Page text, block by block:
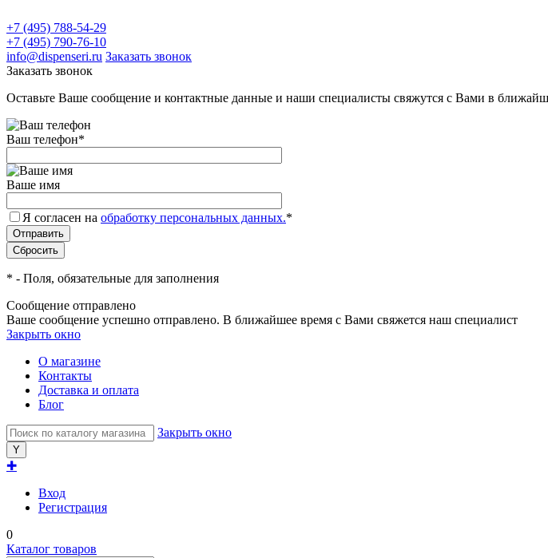
+7 (495) 788-54-29
+7 (495) 790-76-10
info@dispenseri.ru Заказать звонок
Заказать звонок
Оставьте Ваше сообщение и контактные данные и наши специалисты свяжутся с Вами в
Ваш телефон*
Ваше имя
Я согласен на обработку персональных данных.*
* - Поля, обязательные для заполнения
Сообщение отправлено
Ваше сообщение успешно отправлено. В ближайшее время с Вами свяжется наш специалист
Закрыть окно
О магазине
Контакты
Доставка и оплата
Блог
Закрыть окно
✚
Вход
Регистрация
0
Каталог товаров